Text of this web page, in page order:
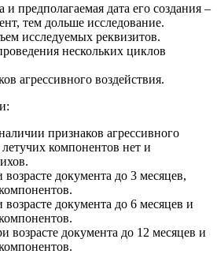
и предполагаемая дата его создания –
тем дольше исследование.
исследуемых реквизитов.
нескольких циклов
агрессивного воздействия.
признаков агрессивного
летучих компонентов нет и
документа до 3 месяцев,
документа до 6 месяцев и
возрасте документа до 12 месяцев и